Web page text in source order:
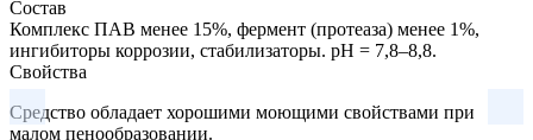
Состав
Комплекс ПАВ менее 15%, фермент (протеаза) менее 1%,
ингибиторы коррозии, стабилизаторы. pH = 7,8–8,8.
Свойства
Средство обладает хорошими моющими свойствами при
малом пенообразовании.